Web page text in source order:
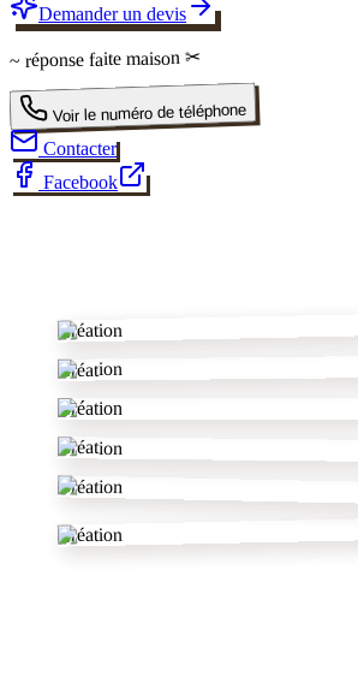
Demander un devis
~ réponsefaite maison ✂
Voir le numéro de téléphone
Contacter
Facebook
Création
Création
Création
Création
Création
Création